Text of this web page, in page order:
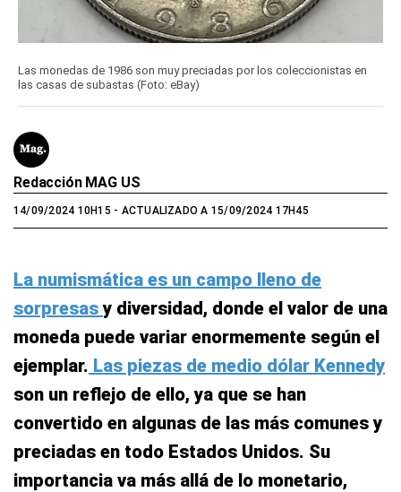
Las monedas de 1986 son muy preciadas por los coleccionistas en
las casas de subastas (Foto: eBay)
Redacción MAG US
14/09/2024 10H15 - ACTUALIZADO A 15/09/2024 17H45
La numismática es un campo lleno de
sorpresasy diversidad, donde el valor de una
moneda puede variar enormemente según el
ejemplar. Las piezas de medio dólar Kennedy
son un reflejo de ello, ya que se han
convertido en algunas de las más comunes y
preciadas en todo Estados Unidos. Su
importancia va más allá de lo monetario,